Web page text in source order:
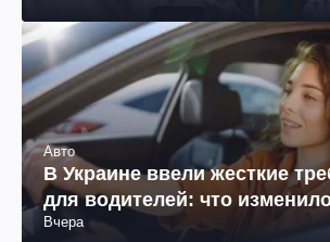
Авто
В Украине ввели жесткие
для водителей: что
Вчера